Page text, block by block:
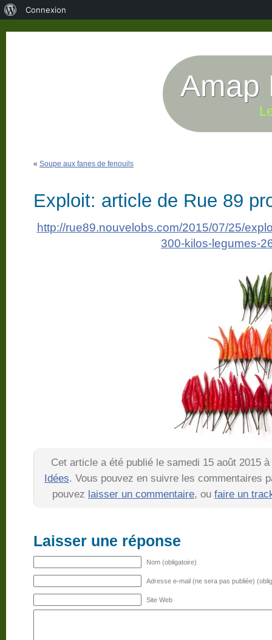
Amap
« Soupe aux fanes de fenouils
Exploit: article de Rue 89
http://rue89.nouvelobs.com/2015/07/25/
300-kilos-legumes-
Cet article a été publié le samedi 15 août 2015
Idées. Vous pouvez en suivre les commentaires
pouvez laisser un commentaire, ou faire un
Laisser une réponse
Nom (obligatoire)
Adresse e-mail (ne sera pas publiée)
Site Web
Connexion